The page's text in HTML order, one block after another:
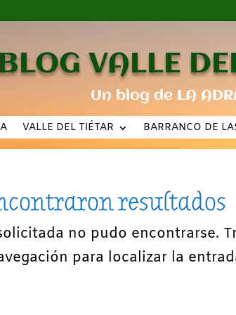
VALLE
Un blog de LA
VALLE DEL TIÉTAR BARRANCO DE
resultados
no pudo encontrarse.
para localizar la